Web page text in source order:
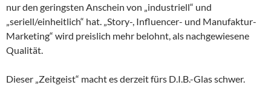
nur den geringsten Anschein von „industriell“ und
„seriell/einheitlich“ hat. „Story-, Influencer- und Manufaktur-
Marketing“ wird preislich mehr belohnt, als nachgewiesene
Qualität.
Dieser „Zeitgeist“ macht es derzeit fürs D.I.B.-Glas schwer.